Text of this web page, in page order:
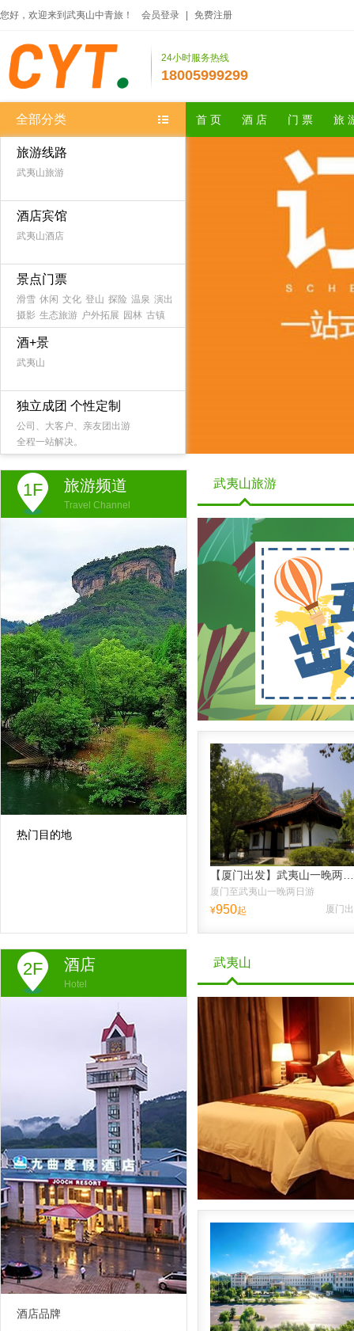
您好，欢迎来到武夷山中青旅！ 会员登录 免费注册
24小时服务热线
18005999299
全部分类
旅游线路
武夷山旅游
酒店宾馆
武夷山酒店
景点门票
滑雪 休闲 文化 登山 探险 温泉 演出
摄影 生态旅游 户外拓展 园林 古镇
农家乐 森林公园 海滨海岛 主题乐园
古迹 避暑
酒+景
武夷山
独立成团 个性定制
公司、大客户、亲友团出游
全程一站解决。
首 页 酒 店 门 票 旅
1F 旅游频道
Travel Channel
热门目的地
武夷山旅游
厦门至武夷山一晚两日游
¥950起 厦门
2F 酒店
Hotel
酒店品牌
武夷山